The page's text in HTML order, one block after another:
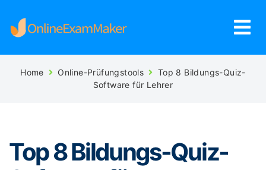
Home Online-Prüfungstools
Top 8 Bildungs-Quiz-
Software für Lehrer
Top 8 Bildungs-Quiz-